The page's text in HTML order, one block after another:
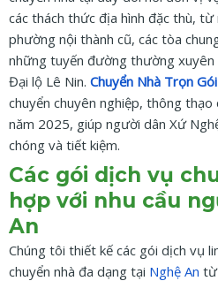
các thách thức địa hình đặc thù,
phường nội thành cũ, các tòa
những tuyến đường thường
Đại lộ Lê Nin. Chuyển Nhà Trọn
chuyển chuyên nghiệp, thông
năm 2025, giúp người dân Xứ
chóng và tiết kiệm.
Các gói dịch vụ
hợp với nhu cầu
An
Chúng tôi thiết kế các gói dịch vụ
chuyển nhà đa dạng tại Nghệ An từ